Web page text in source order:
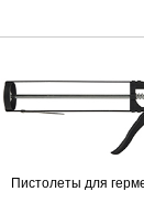
Пистолеты для